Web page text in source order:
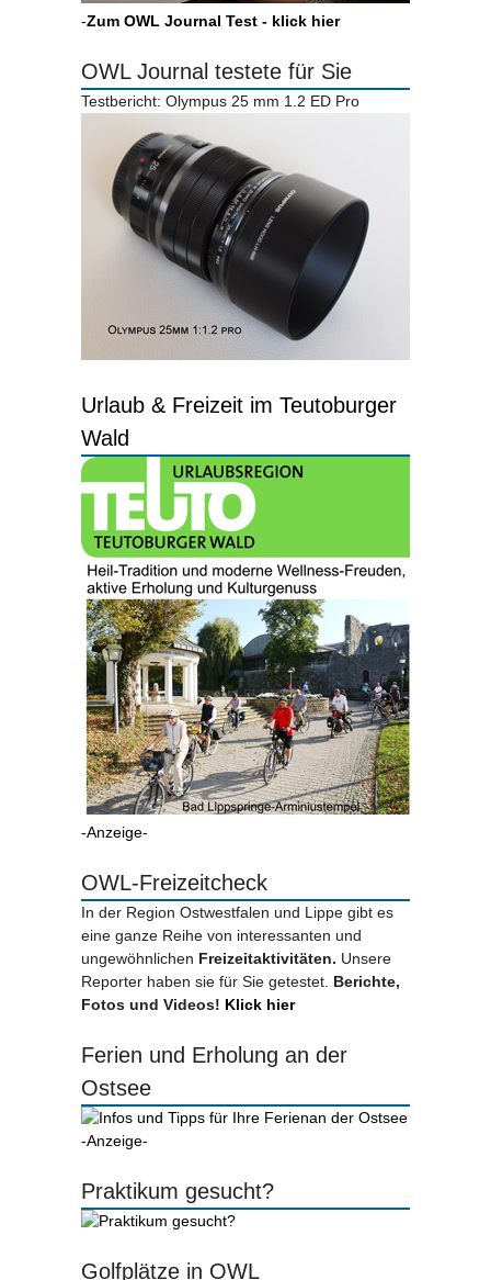
-Zum OWL Journal Test - klick hier
OWL Journal testete für Sie
Testbericht: Olympus 25 mm 1.2 ED Pro
Urlaub & Freizeit im Teutoburger
Wald
-Anzeige-
OWL-Freizeitcheck
In der Region Ostwestfalen und Lippe gibt es
eine ganze Reihe von interessanten und
ungewöhnlichen Freizeitaktivitäten. Unsere
Reporter haben sie für Sie getestet. Berichte,
Fotos und Videos! Klick hier
Ferien und Erholung an der
Ostsee
-Anzeige-
Praktikum gesucht?
Golfplätze in OWL